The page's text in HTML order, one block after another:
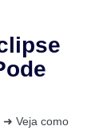
➜ Veja como